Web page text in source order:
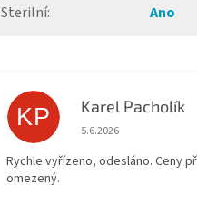
Sterilní: Ano
KP Karel Pacholík
Hodnocení obchodu
5.6.2026
Rychle vyřízeno, odesláno. Ceny
omezený.